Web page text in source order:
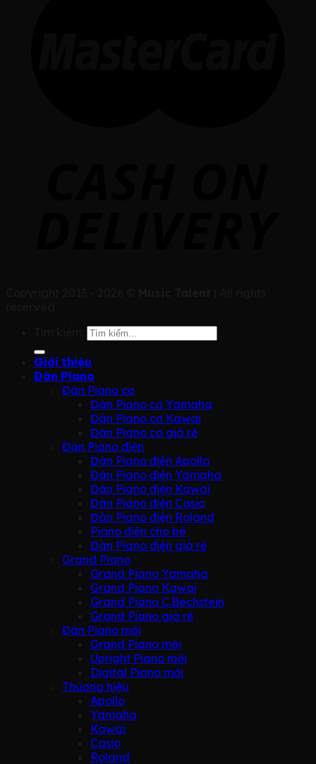
Giới thiệu
Đàn Piano
Đàn Piano cơ
Đàn Piano cơ Yamaha
Đàn Piano cơ Kawai
Đàn Piano cơ giá rẻ
Đàn Piano điện
Đàn Piano điện Apollo
Đàn Piano điện Yamaha
Đàn Piano điện Kawai
Đàn Piano điện Casio
Đàn Piano điện Roland
Piano điện cho bé
Đàn Piano điện giá rẻ
Grand Piano
Grand Piano Yamaha
Grand Piano Kawai
Grand Piano C.Bechstein
Grand Piano giá rẻ
Đàn Piano mới
Grand Piano mới
Upright Piano mới
Digital Piano mới
Thương hiệu
Apollo
Yamaha
Kawai
Casio
Roland